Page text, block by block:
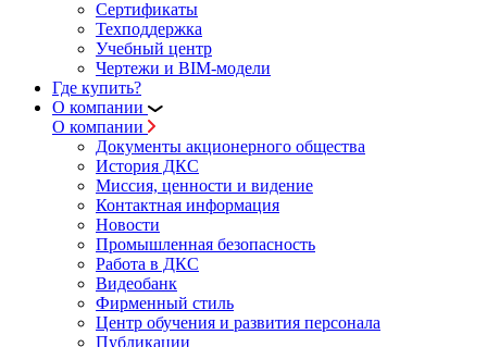
Сертификаты
Техподдержка
Учебный центр
Чертежи и BIM-модели
Где купить?
О компании
О компании
Документы акционерного общества
История ДКС
Миссия, ценности и видение
Контактная информация
Новости
Промышленная безопасность
Работа в ДКС
Видеобанк
Фирменный стиль
Центр обучения и развития персонала
Публикации